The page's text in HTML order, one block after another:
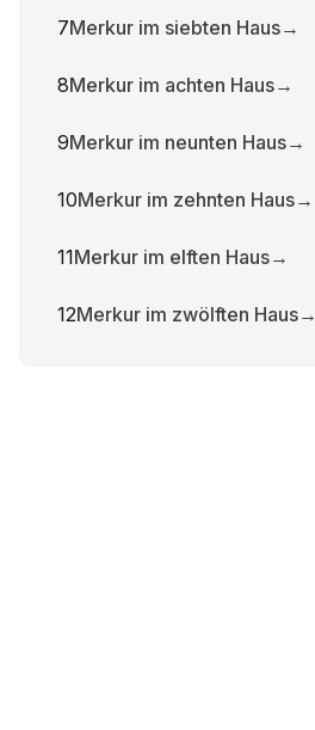
7Merkur im siebten Haus→
8Merkur im achten Haus→
9Merkur im neunten Haus→
10Merkur im zehnten Haus→
11Merkur im elften Haus→
12Merkur im zwölften Haus→